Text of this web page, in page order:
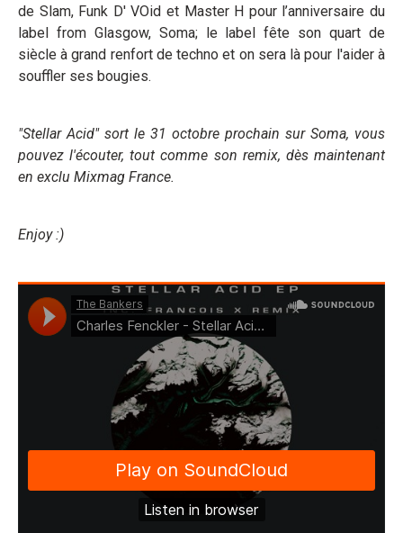
de Slam, Funk D' VOid et Master H pour l’anniversaire du
label from Glasgow, Soma; le label fête son quart de
siècle à grand renfort de techno et on sera là pour l'aider à
souffler ses bougies.
"Stellar Acid" sort le 31 octobre prochain sur Soma, vous
pouvez l'écouter, tout comme son remix, dès maintenant
en exclu Mixmag France.
Enjoy :)